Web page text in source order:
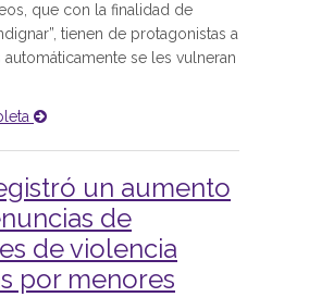
que con la finalidad de
tienen de protagonistas a
automáticamente se les vulneran
un aumento
de
de violencia
por menores